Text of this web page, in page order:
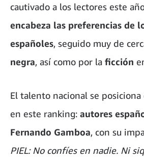
cautivado a los lectores este
encabeza las preferencias de
españoles, seguido muy de
negra, así como por la ficción
El talento nacional se
en este ranking: autores
Fernando Gamboa, con su
PIEL: No confíes en nadie. Ni